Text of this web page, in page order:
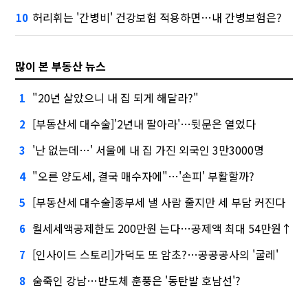
10 허리휘는 '간병비' 건강보험 적용하면…내 간병보험은?
많이 본 부동산 뉴스
1 "20년 살았으니 내 집 되게 해달라?"
2 [부동산세 대수술]'2년내 팔아라'…뒷문은 열었다
3 '난 없는데…' 서울에 내 집 가진 외국인 3만3000명
4 "오른 양도세, 결국 매수자에"…'손피' 부활할까?
5 [부동산세 대수술]종부세 낼 사람 줄지만 세 부담 커진다
6 월세세액공제한도 200만원 는다…공제액 최대 54만원↑
7 [인사이드 스토리]가덕도 또 암초?…공공공사의 '굴레'
8 숨죽인 강남…반도체 훈풍은 '동탄발 호남선'?